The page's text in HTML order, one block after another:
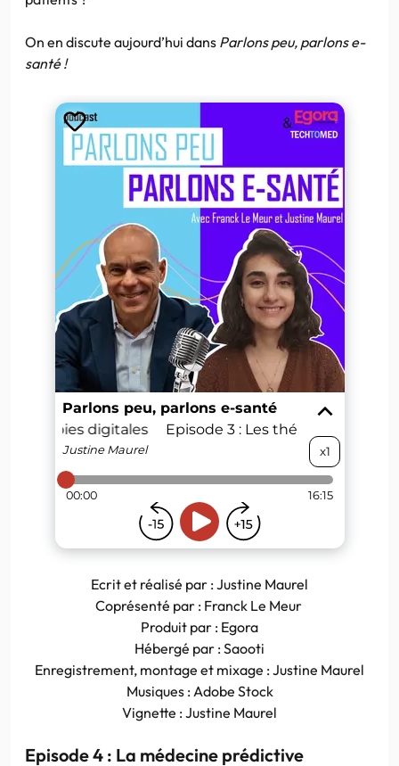
On en discute aujourd’hui dans Parlons peu, parlons e-
santé !
Ecrit et réalisé par : Justine Maurel
Coprésenté par : Franck Le Meur
Produit par : Egora
Hébergé par : Saooti
Enregistrement, montage et mixage : Justine Maurel
Musiques : Adobe Stock
Vignette : Justine Maurel
Episode 4 : La médecine prédictive